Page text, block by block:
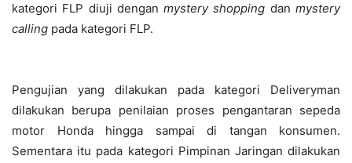
kategori FLP diuji denganmystery shopping danmystery
calling pada kategori FLP.
Pengujian yang dilakukan pada kategori Deliveryman
dilakukan berupa penilaian proses pengantaran sepeda
motor Honda hingga sampai di tangan konsumen.
Sementara itu pada kategori Pimpinan Jaringan dilakukan